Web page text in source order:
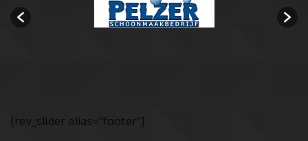
[rev_slider alias="footer"]